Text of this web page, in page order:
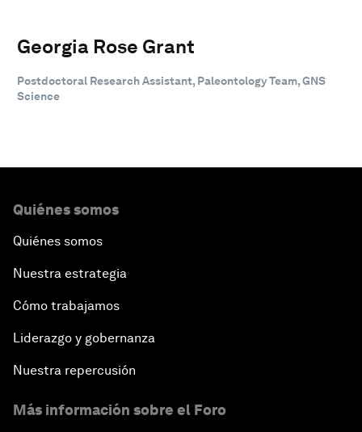
Georgia Rose Grant
Postdoctoral Research Assistant, Paleontology Team, GNS
Science
Quiénes somos
Quiénes somos
Nuestra estrategia
Cómo trabajamos
Liderazgo y gobernanza
Nuestra repercusión
Más información sobre el Foro